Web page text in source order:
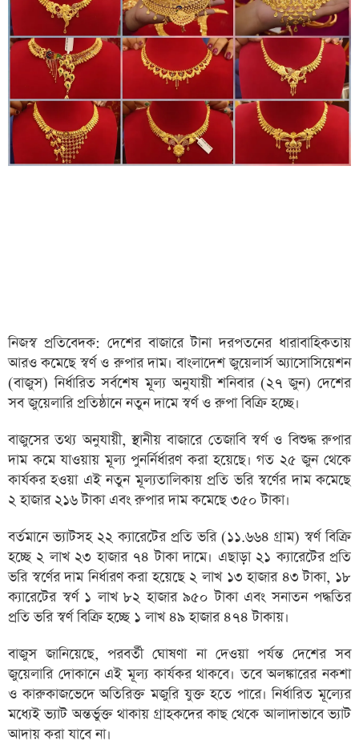
নিজস্ব প্রতিবেদক: দেশের বাজারে টানা দরপতনের ধারাবাহিকতায়
আরও কমেছে স্বর্ণ ও রুপার দাম। বাংলাদেশ জুয়েলার্স অ্যাসোসিয়েশন
(বাজুস) নির্ধারিত সর্বশেষ মূল্য অনুযায়ী শনিবার (২৭ জুন) দেশের
সব জুয়েলারি প্রতিষ্ঠানে নতুন দামে স্বর্ণ ও রুপা বিক্রি হচ্ছে।
বাজুসের তথ্য অনুযায়ী, স্থানীয় বাজারে তেজাবি স্বর্ণ ও বিশুদ্ধ রুপার
দাম কমে যাওয়ায় মূল্য পুনর্নির্ধারণ করা হয়েছে। গত ২৫ জুন থেকে
কার্যকর হওয়া এই নতুন মূল্যতালিকায় প্রতি ভরি স্বর্ণের দাম কমেছে
২ হাজার ২১৬ টাকা এবং রুপার দাম কমেছে ৩৫০ টাকা।
বর্তমানে ভ্যাটসহ ২২ ক্যারেটের প্রতি ভরি (১১.৬৬৪ গ্রাম) স্বর্ণ বিক্রি
হচ্ছে ২ লাখ ২৩ হাজার ৭৪ টাকা দামে। এছাড়া ২১ ক্যারেটের প্রতি
ভরি স্বর্ণের দাম নির্ধারণ করা হয়েছে ২ লাখ ১৩ হাজার ৪৩ টাকা, ১৮
ক্যারেটের স্বর্ণ ১ লাখ ৮২ হাজার ৯৫০ টাকা এবং সনাতন পদ্ধতির
প্রতি ভরি স্বর্ণ বিক্রি হচ্ছে ১ লাখ ৪৯ হাজার ৪৭৪ টাকায়।
বাজুস জানিয়েছে, পরবর্তী ঘোষণা না দেওয়া পর্যন্ত দেশের সব
জুয়েলারি দোকানে এই মূল্য কার্যকর থাকবে। তবে অলঙ্কারের নকশা
ও কারুকাজভেদে অতিরিক্ত মজুরি যুক্ত হতে পারে। নির্ধারিত মূল্যের
মধ্যেই ভ্যাট অন্তর্ভুক্ত থাকায় গ্রাহকদের কাছ থেকে আলাদাভাবে ভ্যাট
আদায় করা যাবে না।